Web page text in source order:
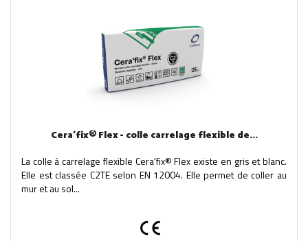
Cera'fix® Flex - colle carrelage flexible de...
La colle à carrelage flexible Cera'fix® Flex existe en gris et blanc.
Elle est classée C2TE selon EN 12004. Elle permet de coller au
mur et au sol...